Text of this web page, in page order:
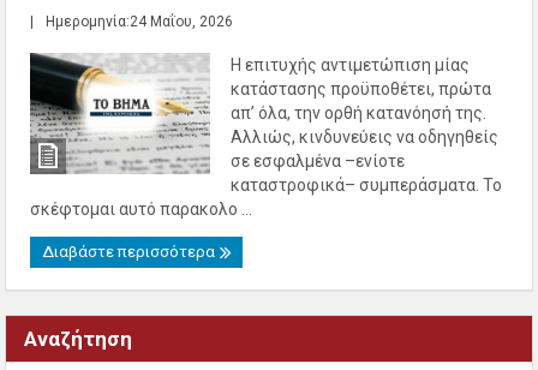
Ημερομηνία:24 Μαΐου, 2026
Η επιτυχής αντιμετώπιση μίας
κατάστασης προϋποθέτει, πρώτα
απ’ όλα, την ορθή κατανόησή της.
Αλλιώς, κινδυνεύεις να οδηγηθείς
σε εσφαλμένα –ενίοτε
καταστροφικά– συμπεράσματα. Το
σκέφτομαι αυτό παρακολο ...
Διαβάστε περισσότερα
Αναζήτηση